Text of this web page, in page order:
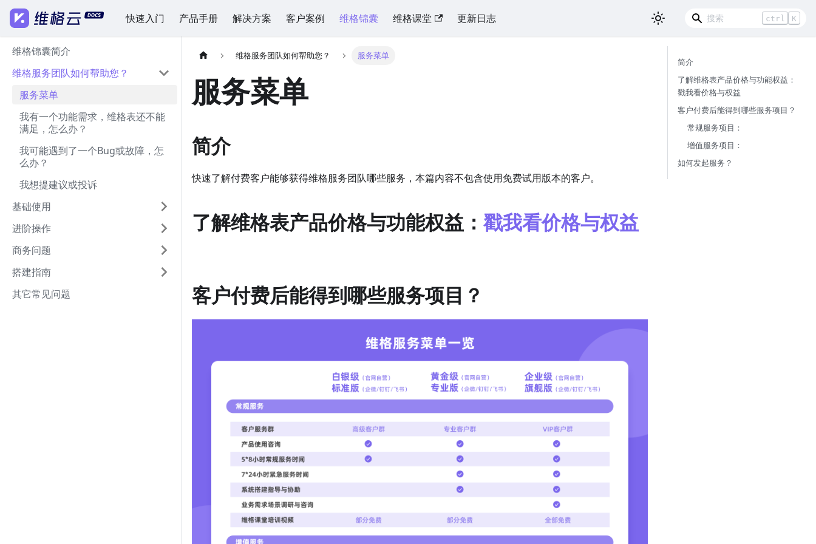
快速入门 产品手册 解决方案 客户案例 维格锦囊 维格课堂 更新日志 ctrl K
维格锦囊简介
维格服务团队如何帮助您？
服务菜单
我有一个功能需求，维格表还不能
满足，怎么办？
我可能遇到了一个Bug或故障，怎
么办？
我想提建议或投诉
基础使用
进阶操作
商务问题
搭建指南
其它常见问题
维格服务团队如何帮助您？ 服务菜单
服务菜单
简介
快速了解付费客户能够获得维格服务团队哪些服务，本篇内容不包含使用免费试用版本的客户。
了解维格表产品价格与功能权益： 戳我看价格与权益
客户付费后能得到哪些服务项目？
简介
了解维格表产品价格与功能权益：
戳我看价格与权益
客户付费后能得到哪些服务项目？
常规服务项目：
增值服务项目：
如何发起服务？